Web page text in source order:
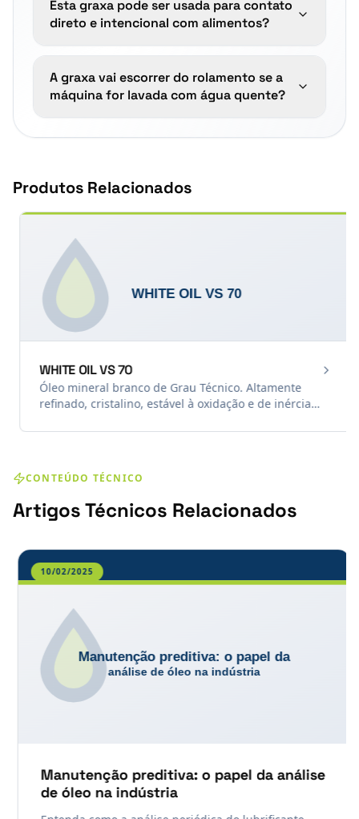
Esta graxa pode ser usada para contato
direto e intencional com alimentos?
A graxa vai escorrer do rolamento se a
máquina for lavada com água quente?
Produtos Relacionados
WHITE OIL VS 70
Óleo mineral branco de Grau Técnico. Altamente
refinado, cristalino, estável à oxidação e de inércia
plastificante/extensor em plásticos e borrachas, e
final.
CONTEÚDO TÉCNICO
Artigos Técnicos Relacionados
10/02/2025
Manutenção preditiva: o papel da análise
de óleo na indústria